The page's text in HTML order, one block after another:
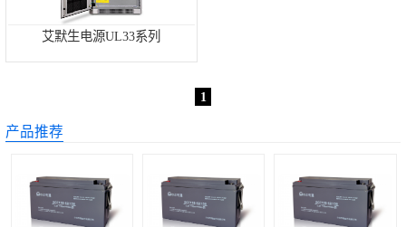
艾默生电源UL33系列
1
产品推荐
科士达UPS不间
松下蓄电池